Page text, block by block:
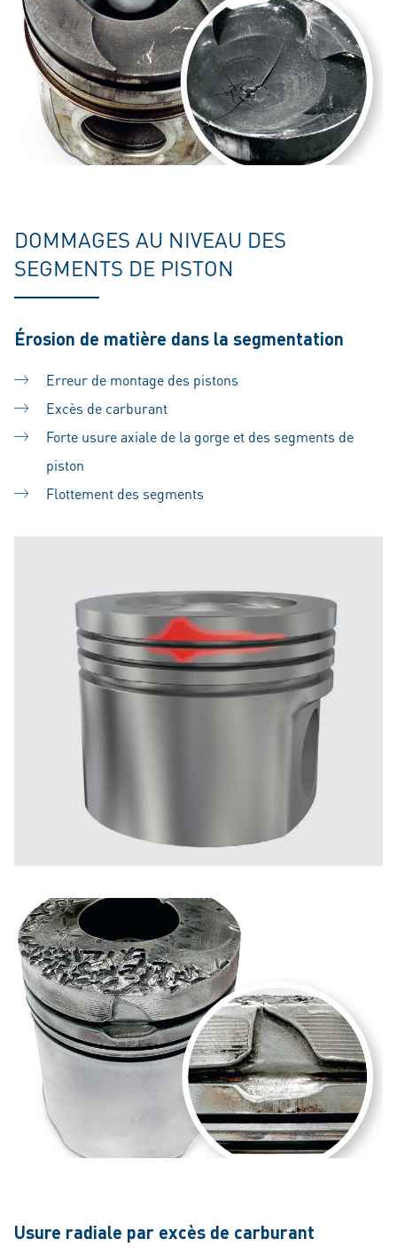
DOMMAGES AU NIVEAU DES
SEGMENTS DE PISTON
Érosion de matière dans la segmentation
Erreur de montage des pistons
Excès de carburant
Forte usure axiale de la gorge et des segments de
piston
Flottement des segments
Usure radiale par excès de carburant